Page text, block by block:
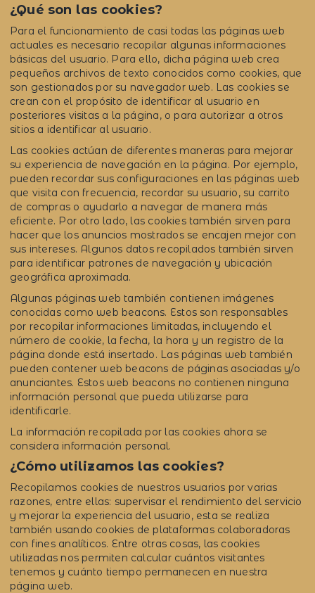
¿Qué son las cookies?
Para el funcionamiento de casi todas las páginas web
actuales es necesario recopilar algunas informaciones
básicas del usuario. Para ello, dicha página web crea
pequeños archivos de texto conocidos como cookies, que
son gestionados por su navegador web. Las cookies se
crean con el propósito de identificar al usuario en
posteriores visitas a la página, o para autorizar a otros
sitios a identificar al usuario.
Las cookies actúan de diferentes maneras para mejorar
su experiencia de navegación en la página. Por ejemplo,
pueden recordar sus configuraciones en las páginas web
que visita con frecuencia, recordar su usuario, su carrito
de compras o ayudarlo a navegar de manera más
eficiente. Por otro lado, las cookies también sirven para
hacer que los anuncios mostrados se encajen mejor con
sus intereses. Algunos datos recopilados también sirven
para identificar patrones de navegación y ubicación
geográfica aproximada.
Algunas páginas web también contienen imágenes
conocidas como web beacons. Estos son responsables
por recopilar informaciones limitadas, incluyendo el
número de cookie, la fecha, la hora y un registro de la
página donde está insertado. Las páginas web también
pueden contener web beacons de páginas asociadas y/o
anunciantes. Estos web beacons no contienen ninguna
información personal que pueda utilizarse para
identificarle.
La información recopilada por las cookies ahora se
considera información personal.
¿Cómo utilizamos las cookies?
Recopilamos cookies de nuestros usuarios por varias
razones, entre ellas: supervisar el rendimiento del servicio
y mejorar la experiencia del usuario, esta se realiza
también usando cookies de plataformas colaboradoras
con fines analíticos. Entre otras cosas, las cookies
utilizadas nos permiten calcular cuántos visitantes
tenemos y cuánto tiempo permanecen en nuestra
página web.